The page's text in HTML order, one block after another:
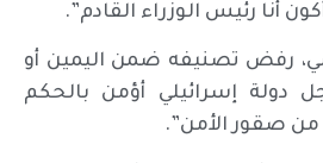
أنا رئيس الوزراء القادم”.
رفض تصنيفه ضمن اليمين أو
دولة إسرائيلي أؤمن بالحكم
من صقور الأمن”.